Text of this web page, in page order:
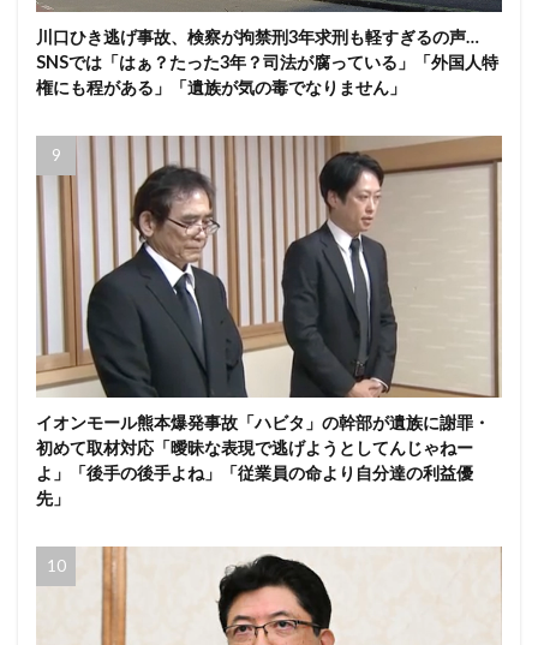
川口ひき逃げ事故、検察が拘禁刑3年求刑も軽すぎるの声…
SNSでは「はぁ？たった3年？司法が腐っている」「外国人特
権にも程がある」「遺族が気の毒でなりません」
イオンモール熊本爆発事故「ハビタ」の幹部が遺族に謝罪・
初めて取材対応「曖昧な表現で逃げようとしてんじゃねー
よ」「後手の後手よね」「従業員の命より自分達の利益優
先」